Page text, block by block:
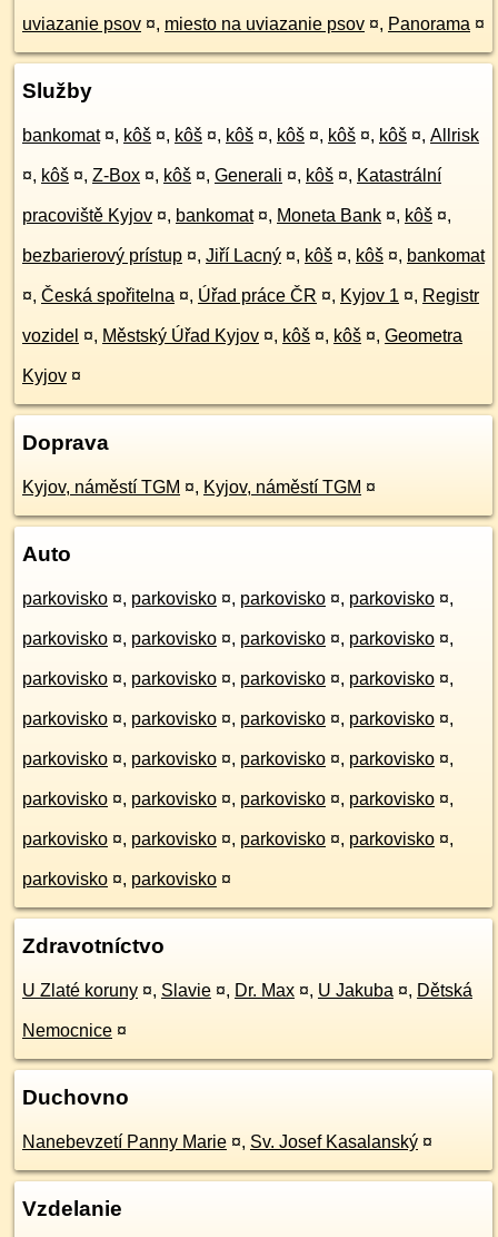
uviazanie psov ¤, miesto na uviazanie psov ¤, Panorama ¤
Služby
bankomat ¤, kôš ¤, kôš ¤, kôš ¤, kôš ¤, kôš ¤, kôš ¤, Allrisk
¤, kôš ¤, Z-Box ¤, kôš ¤, Generali ¤, kôš ¤, Katastrální
pracoviště Kyjov ¤, bankomat ¤, Moneta Bank ¤, kôš ¤,
bezbarierový prístup ¤, Jiří Lacný ¤, kôš ¤, kôš ¤, bankomat
¤, Česká spořitelna ¤, Úřad práce ČR ¤, Kyjov 1 ¤, Registr
vozidel ¤, Městský Úřad Kyjov ¤, kôš ¤, kôš ¤, Geometra
Kyjov ¤
Doprava
Kyjov, náměstí TGM ¤, Kyjov, náměstí TGM ¤
Auto
parkovisko ¤, parkovisko ¤, parkovisko ¤, parkovisko ¤,
parkovisko ¤, parkovisko ¤, parkovisko ¤, parkovisko ¤,
parkovisko ¤, parkovisko ¤, parkovisko ¤, parkovisko ¤,
parkovisko ¤, parkovisko ¤, parkovisko ¤, parkovisko ¤,
parkovisko ¤, parkovisko ¤, parkovisko ¤, parkovisko ¤,
parkovisko ¤, parkovisko ¤, parkovisko ¤, parkovisko ¤,
parkovisko ¤, parkovisko ¤, parkovisko ¤, parkovisko ¤,
parkovisko ¤, parkovisko ¤
Zdravotníctvo
U Zlaté koruny ¤, Slavie ¤, Dr. Max ¤, U Jakuba ¤, Dětská
Nemocnice ¤
Duchovno
Nanebevzetí Panny Marie ¤, Sv. Josef Kasalanský ¤
Vzdelanie